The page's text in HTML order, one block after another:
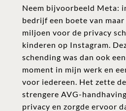
Neem bijvoorbeeld Meta:
bedrijf een boete van
miljoen voor de privacy
kinderen op Instagram.
schending was dan ook
moment in mijn werk en
voor iedereen. Het zette
strengere AVG-
privacy en zorgde ervoor